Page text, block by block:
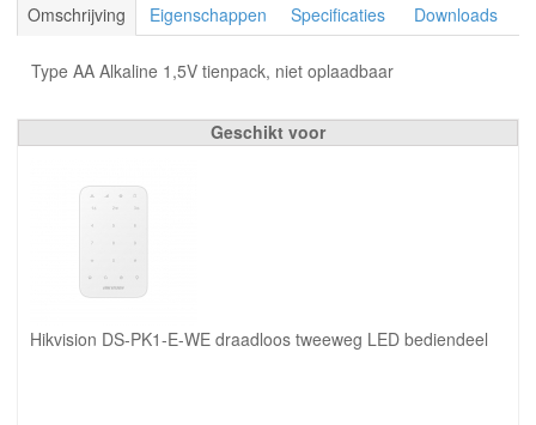
Omschrijving Eigenschappen Specificaties Downloads
Type AA Alkaline 1,5V tienpack, niet oplaadbaar
Geschikt voor
Hikvision DS-PK1-E-WE draadloos tweeweg LED bediendeel